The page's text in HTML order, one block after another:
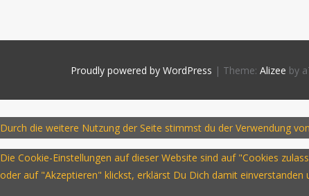
Proudly powered by WordPress | Theme: Alizee by
Durch die weitere Nutzung der Seite stimmst du der Verwendung
Die Cookie-Einstellungen auf dieser Website sind auf "Cookies
oder auf "Akzeptieren" klickst, erklärst Du Dich damit